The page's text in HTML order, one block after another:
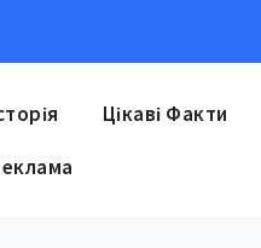
Цікаві Факти